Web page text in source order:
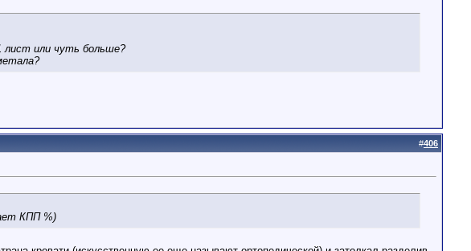
лист или чуть больше?
#406
КПП %)